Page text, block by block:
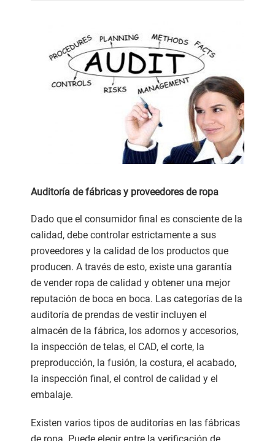
Auditoría de fábricas y proveedores de ropa
Dado que el consumidor final es consciente de la
calidad, debe controlar estrictamente a sus
proveedores y la calidad de los productos que
producen. A través de esto, existe una garantía
de vender ropa de calidad y obtener una mejor
reputación de boca en boca. Las categorías de la
auditoría de prendas de vestir incluyen el
almacén de la fábrica, los adornos y accesorios,
la inspección de telas, el CAD, el corte, la
preproducción, la fusión, la costura, el acabado,
la inspección final, el control de calidad y el
embalaje.
Existen varios tipos de auditorías en las fábricas
de ropa. Puede elegir entre la verificación de